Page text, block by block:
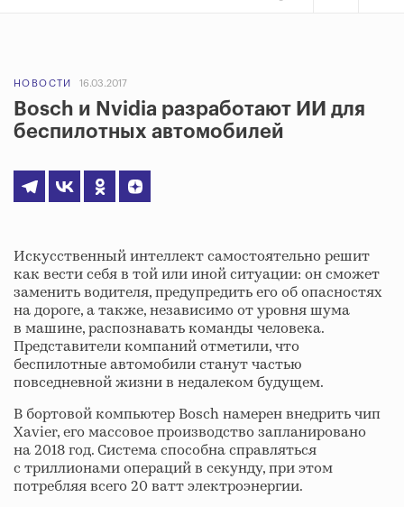
НОВОСТИ 16.03.2017
Bosch и Nvidia разработают ИИ для
беспилотных автомобилей
Искусственный интеллект самостоятельно решит
как вести себя в той или иной ситуации: он сможет
заменить водителя, предупредить его об опасностях
на дороге, а также, независимо от уровня шума
в машине, распознавать команды человека.
Представители компаний отметили, что
беспилотные автомобили станут частью
повседневной жизни в недалеком будущем.
В бортовой компьютер Bosch намерен внедрить чип
Xavier, его массовое производство запланировано
на 2018 год. Система способна справляться
с триллионами операций в секунду, при этом
потребляя всего 20 ватт электроэнергии.